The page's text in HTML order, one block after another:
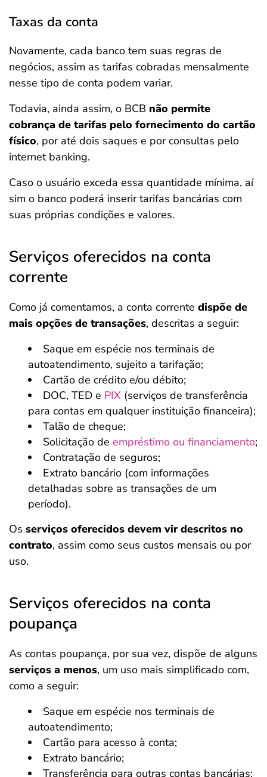
Taxas da conta
Novamente, cada banco tem suas regras de
negócios, assim as tarifas cobradas mensalmente
nesse tipo de conta podem variar.
Todavia, ainda assim, o BCB não permite
cobrança de tarifas pelo fornecimento do cartão
físico, por até dois saques e por consultas pelo
internet banking.
Caso o usuário exceda essa quantidade mínima, aí
sim o banco poderá inserir tarifas bancárias com
suas próprias condições e valores.
Serviços oferecidos na conta
corrente
Como já comentamos, a conta corrente dispõe de
mais opções de transações, descritas a seguir:
Saque em espécie nos terminais de
autoatendimento, sujeito a tarifação;
Cartão de crédito e/ou débito;
DOC, TED e PIX (serviços de transferência
para contas em qualquer instituição financeira);
Talão de cheque;
Solicitação de empréstimo ou financiamento;
Contratação de seguros;
Extrato bancário (com informações
detalhadas sobre as transações de um
período).
Os serviços oferecidos devem vir descritos no
contrato, assim como seus custos mensais ou por
uso.
Serviços oferecidos na conta
poupança
As contas poupança, por sua vez, dispõe de alguns
serviços a menos, um uso mais simplificado com,
como a seguir:
Saque em espécie nos terminais de
autoatendimento;
Cartão para acesso à conta;
Extrato bancário;
Transferência para outras contas bancárias;